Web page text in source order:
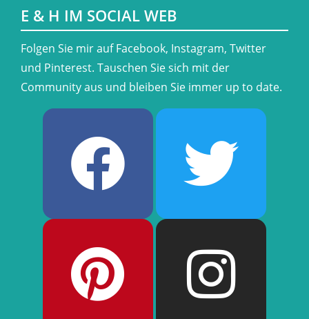
E & H IM SOCIAL WEB
​Folgen Sie mir auf Facebook, Instagram, Twitter
und Pinterest. Tauschen Sie sich mit der
Community aus und bleiben Sie immer up to date.